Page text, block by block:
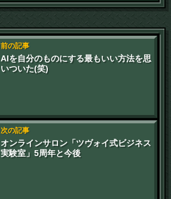
前の記事
AIを自分のものにする最もいい方法を思
いついた(笑)
次の記事
オンラインサロン「ツヴォイ式ビジネス
実験室」5周年と今後